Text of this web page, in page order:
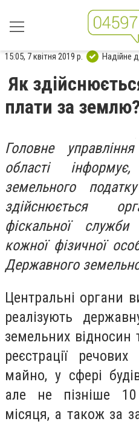
15:05, 7 квітня 2019 р. Надійне
Як
плати за
Головне
області
земельного
здійснюється
фіскальної
кожної фізичної
Державного
Центральні органи
реалізують
земельних відносин
реєстрації
майно, у сфері
але не пізніше
місяця, а також за